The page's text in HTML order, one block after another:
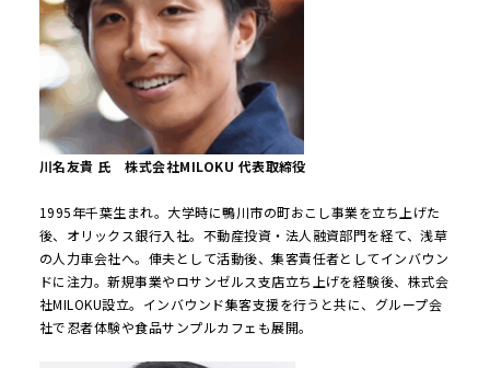
川名友貴 氏 株式会社MILOKU 代表取締役
1995年千葉生まれ。大学時に鴨川市の町おこし事業を立ち上げた
後、オリックス銀行入社。不動産投資・法人融資部門を経て、浅草
の人力車会社へ。俥夫として活動後、集客責任者としてインバウン
ドに注力。新規事業やロサンゼルス支店立ち上げを経験後、株式会
社MILOKU設立。インバウンド集客支援を行うと共に、グループ会
社で忍者体験や食品サンプルカフェも展開。